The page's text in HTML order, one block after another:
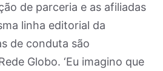
de parceria e as afiliadas
linha editorial da
de conduta são
Globo. ‘Eu imagino que